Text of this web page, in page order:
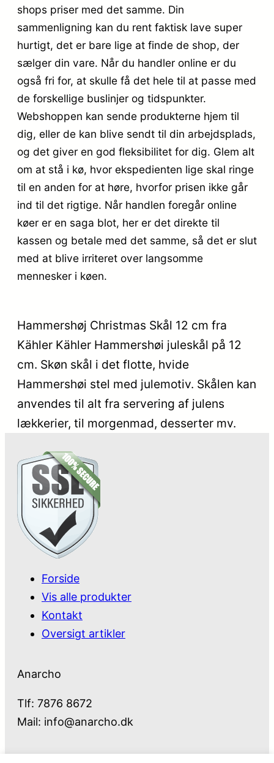
shops priser med det samme. Din
sammenligning kan du rent faktisk lave super
hurtigt, det er bare lige at finde de shop, der
sælger din vare. Når du handler online er du
også fri for, at skulle få det hele til at passe med
de forskellige buslinjer og tidspunkter.
Webshoppen kan sende produkterne hjem til
dig, eller de kan blive sendt til din arbejdsplads,
og det giver en god fleksibilitet for dig. Glem alt
om at stå i kø, hvor ekspedienten lige skal ringe
til en anden for at høre, hvorfor prisen ikke går
ind til det rigtige. Når handlen foregår online
køer er en saga blot, her er det direkte til
kassen og betale med det samme, så det er slut
med at blive irriteret over langsomme
mennesker i køen.
Hammershøj Christmas Skål 12 cm fra
Kähler Kähler Hammershøi juleskål på 12
cm. Skøn skål i det flotte, hvide
Hammershøi stel med julemotiv. Skålen kan
anvendes til alt fra servering af julens
lækkerier, til morgenmad, desserter mv.
Forside
Vis alle produkter
Kontakt
Oversigt artikler
Anarcho
Tlf: 7876 8672
Mail: info@anarcho.dk